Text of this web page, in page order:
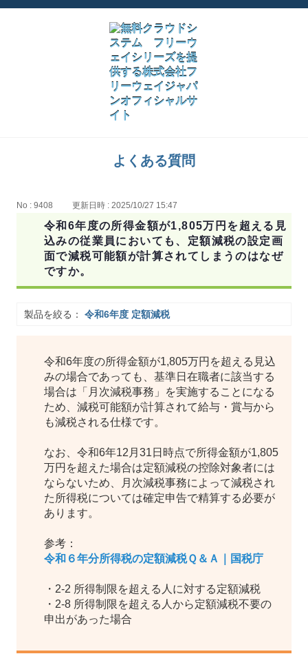
よくある質問
No : 9408 更新日時 : 2025/10/27 15:47
令和6年度の所得金額が1,805万円を超える見
込みの従業員においても、定額減税の設定画
面で減税可能額が計算されてしまうのはなぜ
ですか。
製品を絞る： 令和6年度 定額減税
令和6年度の所得金額が1,805万円を超える見込
みの場合であっても、基準日在職者に該当する
場合は「月次減税事務」を実施することになる
ため、減税可能額が計算されて給与・賞与から
も減税される仕様です。
なお、令和6年12月31日時点で所得金額が1,805
万円を超えた場合は定額減税の控除対象者には
ならないため、月次減税事務によって減税され
た所得税については確定申告で精算する必要が
あります。
参考：
令和６年分所得税の定額減税Ｑ＆Ａ｜国税庁
・2-2 所得制限を超える人に対する定額減税
・2-8 所得制限を超える人から定額減税不要の
申出があった場合